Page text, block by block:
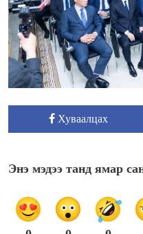
Хуваалцах
Энэ мэдээ танд ямар